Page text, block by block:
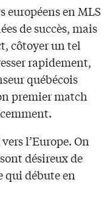
européens en MLS
de succès, mais
côtoyer un tel
rapidement,
québécois
premier match
l’Europe. On
désireux de
qui débute en